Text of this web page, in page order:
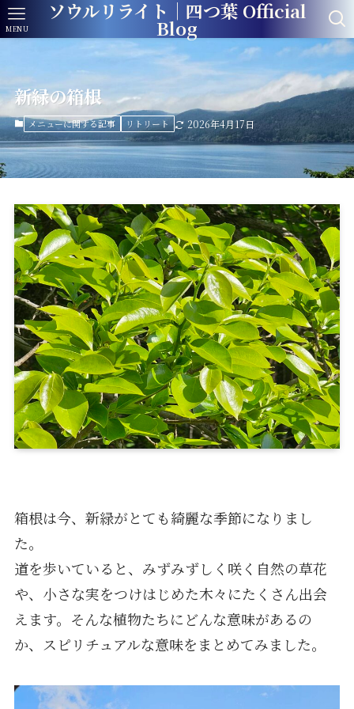
ソウルリライト｜四つ葉 Official
Blog
MENU
新緑の箱根
メニューに関する記事 リトリート 2026年4月17日
箱根は今、新緑がとても綺麗な季節になりまし
た。
道を歩いていると、みずみずしく咲く自然の草花
や、小さな実をつけはじめた木々にたくさん出会
えます。そんな植物たちにどんな意味があるの
か、スピリチュアルな意味をまとめてみました。